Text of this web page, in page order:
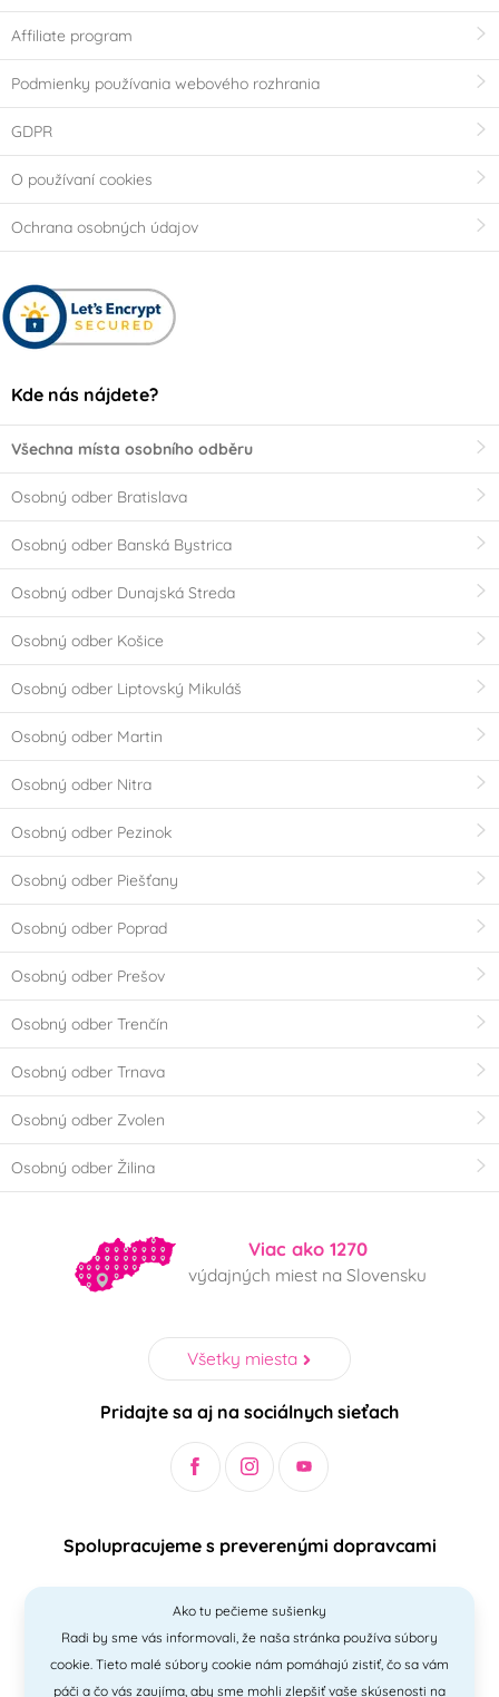
Affiliate program
Podmienky používania webového rozhrania
GDPR
O používaní cookies
Ochrana osobných údajov
Kde nás nájdete?
Všechna místa osobního odběru
Osobný odber Bratislava
Osobný odber Banská Bystrica
Osobný odber Dunajská Streda
Osobný odber Košice
Osobný odber Liptovský Mikuláš
Osobný odber Martin
Osobný odber Nitra
Osobný odber Pezinok
Osobný odber Piešťany
Osobný odber Poprad
Osobný odber Prešov
Osobný odber Trenčín
Osobný odber Trnava
Osobný odber Zvolen
Osobný odber Žilina
Viac ako 1270
výdajných miest na Slovensku
Všetky miesta
Pridajte sa aj na sociálnych sieťach
Spolupracujeme s preverenými dopravcami
Bezpečný a jednoduchý spôsob platieb
Ako tu pečieme sušienky
Radi by sme vás informovali, že naša stránka používa súbory
cookie. Tieto malé súbory cookie nám pomáhajú zistiť, čo sa vám
páči a čo vás zaujíma, aby sme mohli zlepšiť vaše skúsenosti na